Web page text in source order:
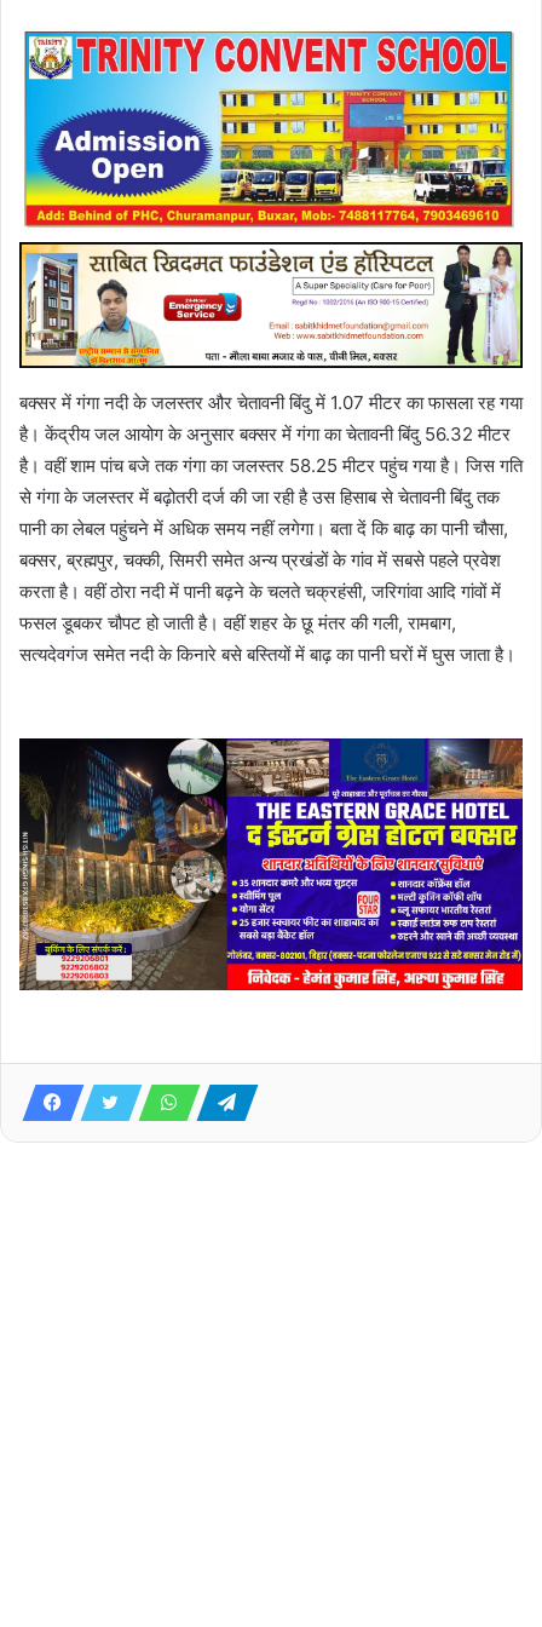
बक्सर में गंगा नदी के जलस्तर और चेतावनी बिंदु में 1.07 मीटर का फासला रह गया
है। केंद्रीय जल आयोग के अनुसार बक्सर में गंगा का चेतावनी बिंदु 56.32 मीटर
है। वहीं शाम पांच बजे तक गंगा का जलस्तर 58.25 मीटर पहुंच गया है। जिस गति
से गंगा के जलस्तर में बढ़ोतरी दर्ज की जा रही है उस हिसाब से चेतावनी बिंदु तक
पानी का लेबल पहुंचने में अधिक समय नहीं लगेगा। बता दें कि बाढ़ का पानी चौसा,
बक्सर, ब्रह्मपुर, चक्की, सिमरी समेत अन्य प्रखंडों के गांव में सबसे पहले प्रवेश
करता है। वहीं ठोरा नदी में पानी बढ़ने के चलते चक्रहंसी, जरिगांवा आदि गांवों में
फसल डूबकर चौपट हो जाती है। वहीं शहर के छू मंतर की गली, रामबाग,
सत्यदेवगंज समेत नदी के किनारे बसे बस्तियों में बाढ़ का पानी घरों में घुस जाता है।